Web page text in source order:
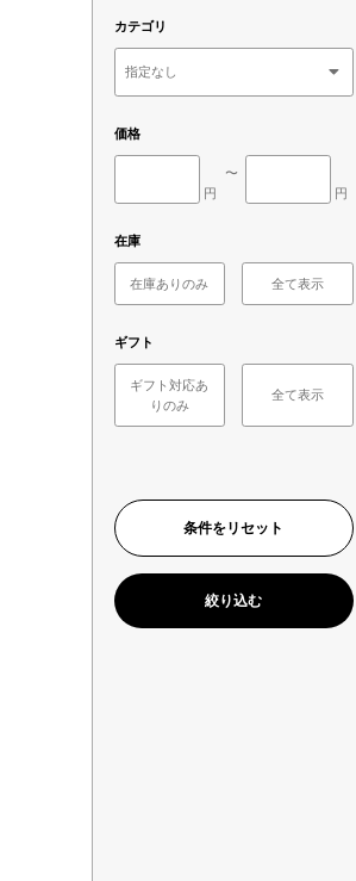
カテゴリ
価格
円
〜
円
在庫
在庫ありのみ 全て表示
ギフト
ギフト対応あ
りのみ
全て表示